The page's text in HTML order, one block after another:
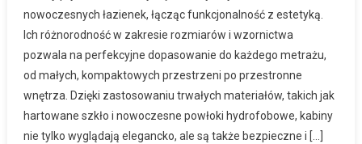
nowoczesnych łazienek, łącząc funkcjonalność z estetyką.
Ich różnorodność w zakresie rozmiarów i wzornictwa
pozwala na perfekcyjne dopasowanie do każdego metrażu,
od małych, kompaktowych przestrzeni po przestronne
wnętrza. Dzięki zastosowaniu trwałych materiałów, takich jak
hartowane szkło i nowoczesne powłoki hydrofobowe, kabiny
nie tylko wyglądają elegancko, ale są także bezpieczne i […]